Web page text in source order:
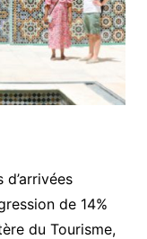
de 14%
du Tourisme,